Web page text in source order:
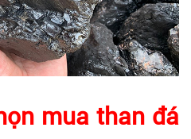
mua than đá